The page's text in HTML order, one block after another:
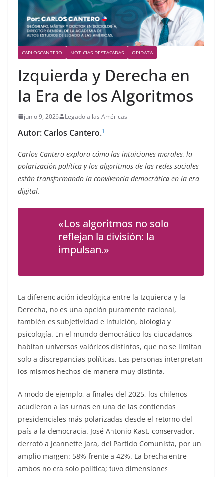
CARLOSCANTERO NOTICIAS DESTACADAS OPIDATA
Izquierda y Derecha en
la Era de los Algoritmos
junio 9, 2026 Legado a las Américas
Autor: Carlos Cantero.1
Carlos Cantero explora cómo las intuiciones morales, la
polarización política y los algoritmos de las redes sociales
están transformando la convivencia democrática en la era
digital.
«Los algoritmos no solo
reflejan la división: la
impulsan.»
La diferenciación ideológica entre la Izquierda y la
Derecha, no es una opción puramente racional,
también es subjetividad e intuición, biología y
psicología. En el mundo democrático los ciudadanos
habitan universos valóricos distintos, que no se limitan
solo a discrepancias políticas. Las personas interpretan
los mismos hechos de manera muy distinta.
A modo de ejemplo, a finales del 2025, los chilenos
acudieron a las urnas en una de las contiendas
presidenciales más polarizadas desde el retorno del
país a la democracia. José Antonio Kast, conservador,
derrotó a Jeannette Jara, del Partido Comunista, por un
amplio margen: 58% frente a 42%. La brecha entre
ambos no era solo política; tuvo dimensiones